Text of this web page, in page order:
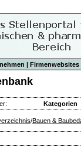
| Firmenwebsites
Kategorien
/Bauen &